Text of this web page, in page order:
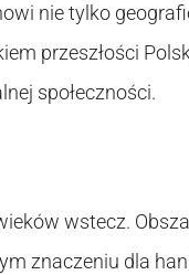
nie tylko
przeszłości
społeczności.
wstecz.
znaczeniu dla